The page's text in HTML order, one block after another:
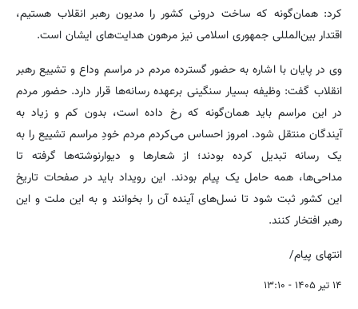
کرد: همان‌گونه که ساخت درونی کشور را مدیون رهبر انقلاب هستیم،
اقتدار بین‌المللی جمهوری اسلامی نیز مرهون هدایت‌های ایشان است.
وی در پایان با اشاره به حضور گسترده مردم در مراسم وداع و تشییع رهبر
انقلاب گفت: وظیفه بسیار سنگینی برعهده رسانه‌ها قرار دارد. حضور مردم
در این مراسم باید همان‌گونه که رخ داده است، بدون کم و زیاد به
آیندگان منتقل شود. امروز احساس می‌کردم مردم خودِ مراسم تشییع را به
یک رسانه تبدیل کرده بودند؛ از شعارها و دیوارنوشته‌ها گرفته تا
مداحی‌ها، همه حامل یک پیام بودند. این رویداد باید در صفحات تاریخ
این کشور ثبت شود تا نسل‌های آینده آن را بخوانند و به این ملت و این
رهبر افتخار کنند.
انتهای پیام/
۱۴ تیر ۱۴۰۵ - ۱۳:۱۰